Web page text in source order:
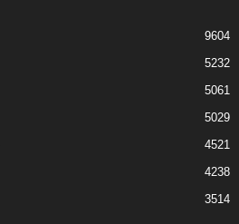
9604
5232
5061
5029
4521
4238
3514